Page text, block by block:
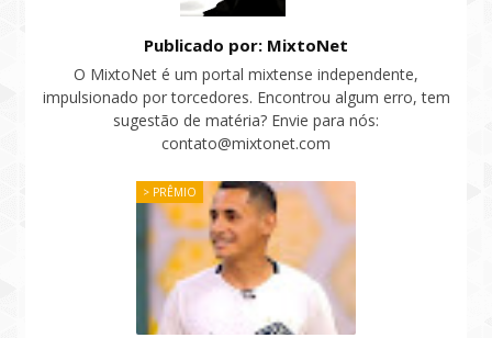
Publicado por: MixtoNet
O MixtoNet é um portal mixtense independente,
impulsionado por torcedores. Encontrou algum erro, tem
sugestão de matéria? Envie para nós:
contato@mixtonet.com
> PRÊMIO